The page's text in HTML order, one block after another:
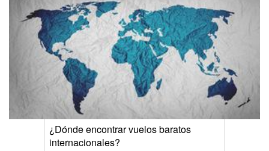
¿Dónde encontrar vuelos baratos
internacionales?